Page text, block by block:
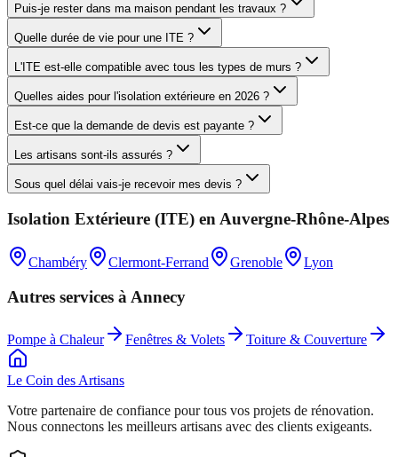
Puis-je rester dans ma maison pendant les travaux ?
Quelle durée de vie pour une ITE ?
L'ITE est-elle compatible avec tous les types de murs ?
Quelles aides pour l'isolation extérieure en 2026 ?
Est-ce que la demande de devis est payante ?
Les artisans sont-ils assurés ?
Sous quel délai vais-je recevoir mes devis ?
Isolation Extérieure (ITE) enAuvergne-Rhône-Alpes
Chambéry Clermont-Ferrand Grenoble Lyon
Autres services à Annecy
Pompe à Chaleur Fenêtres & Volets Toiture & Couverture
Le Coin desArtisans
Votre partenaire de confiance pour tous vos projets de rénovation.
Nous connectons les meilleurs artisans avec des clients exigeants.